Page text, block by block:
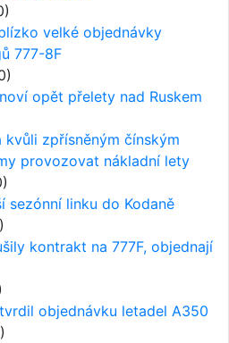
velké objednávky
777-8F
opět přelety nad Ruskem
kvůli zpřísněným čínským
provozovat nákladní lety
sezónní linku do Kodaně
kontrakt na 777F, objednají
objednávku letadel A350